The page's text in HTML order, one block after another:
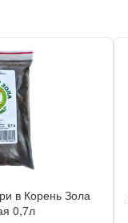
в Корень Зола
0,7л